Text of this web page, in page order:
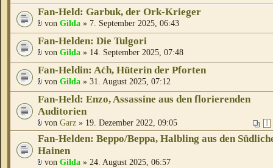
Fan-Held: Garbuk, der Ork-Krieger
von Gilda » 7. September 2025, 06:43
Fan-Helden: Die Tulgori
von Gilda » 14. September 2025, 07:48
Fan-Heldin: Aćh, Hüterin der Pforten
von Gilda » 31. August 2025, 07:12
Fan-Held: Enzo, Assassine aus den florierenden
Auditorien
1
von Garz » 19. Dezember 2022, 09:05
Fan-Helden: Beppo/Beppa, Halbling aus den
Hainen
von Gilda » 24. August 2025, 06:57